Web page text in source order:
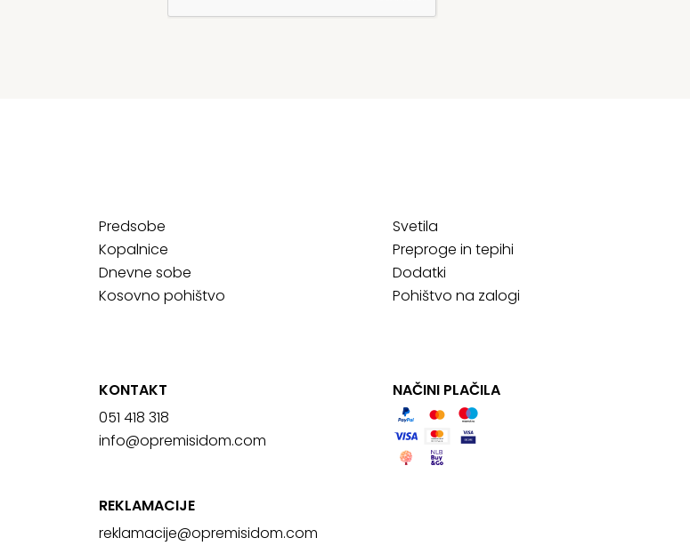
Predsobe
Kopalnice
Dnevne sobe
Kosovno pohištvo
Svetila
Preproge in tepihi
Dodatki
Pohištvo na zalogi
KONTAKT
051 418 318
info@opremisidom.com
REKLAMACIJE
reklamacije@opremisidom.com
NAČINI PLAČILA